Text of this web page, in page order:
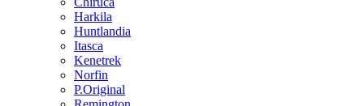
Harkila
Huntlandia
Itasca
Kenetrek
Norfin
P.Original